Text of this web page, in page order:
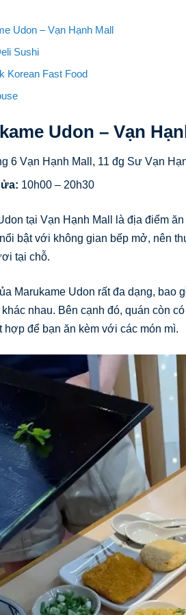
Udon – Vạn Hạnh Mall
Sushi
Korean Fast Food
Udon – Vạn
6 Vạn Hạnh Mall, 11 đg Sư Vạn
10h00 – 20h30
tại Vạn Hạnh Mall là địa điểm
bật với không gian bếp mở, nên
tại chỗ.
Marukame Udon rất đa dạng, bao
khác nhau. Bên cạnh đó, quán còn
hợp để bạn ăn kèm với các món mì.